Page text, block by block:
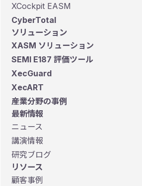
XCockpit EASM
CyberTotal
ソリューション
XASM ソリューション
SEMI E187 評価ツール
XecGuard
XecART
産業分野の事例
最新情報
ニュース
講演情報
研究ブログ
リソース
顧客事例